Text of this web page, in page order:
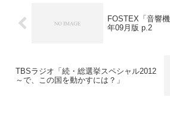
FOSTEX「音響
年09月版 p.2
TBSラジオ「続・総選挙スペシャル2012
～で、この国を動かすには？」